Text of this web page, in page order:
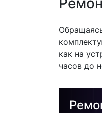
как на
часов до